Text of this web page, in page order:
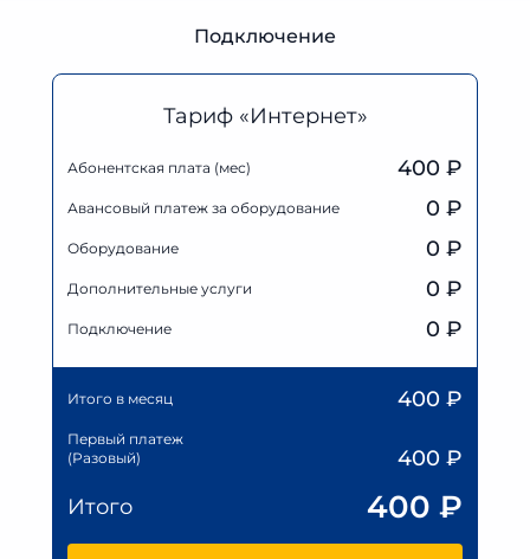
Подключение
Тариф «Интернет»
Абонентская плата (мес) 400 ₽
Авансовый платеж за оборудование 0 ₽
Оборудование 0 ₽
Дополнительные услуги 0 ₽
Подключение 0 ₽
Итого в месяц 400 ₽
Первый платеж
(Разовый)
400 ₽
Итого
400 ₽